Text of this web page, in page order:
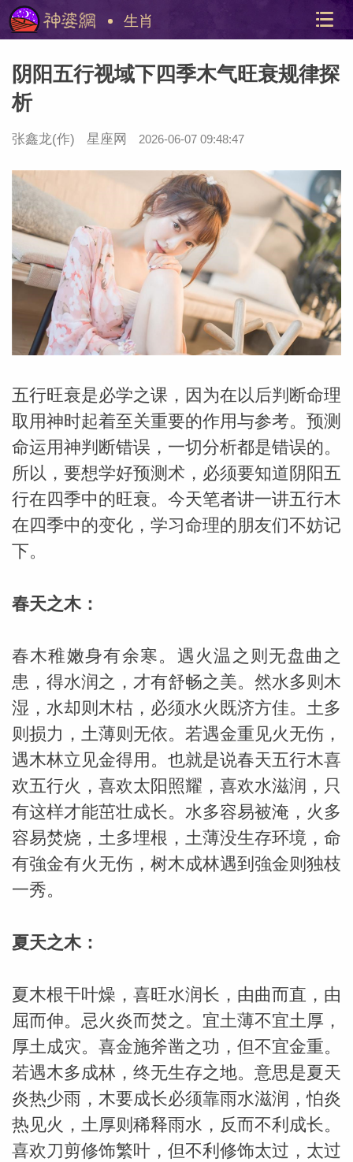
美国神
婆星座
网
生肖
站内导
航
阴阳五行视域下四季木气旺衰规律探
析
张鑫龙(作) 星座网 2026-06-07 09:48:47
五行旺衰是必学之课，因为在以后判断命理
取用神时起着至关重要的作用与参考。预测
命运用神判断错误，一切分析都是错误的。
所以，要想学好预测术，必须要知道阴阳五
行在四季中的旺衰。今天笔者讲一讲五行木
在四季中的变化，学习命理的朋友们不妨记
下。
春天之木：
春木稚嫩身有余寒。遇火温之则无盘曲之
患，得水润之，才有舒畅之美。然水多则木
湿，水却则木枯，必须水火既济方佳。土多
则损力，土薄则无依。若遇金重见火无伤，
遇木林立见金得用。也就是说春天五行木喜
欢五行火，喜欢太阳照耀，喜欢水滋润，只
有这样才能茁壮成长。水多容易被淹，火多
容易焚烧，土多埋根，土薄没生存环境，命
有強金有火无伤，树木成林遇到強金则独枝
一秀。
夏天之木：
夏木根干叶燥，喜旺水润长，由曲而直，由
屈而伸。忌火炎而焚之。宜土薄不宜土厚，
厚土成灾。喜金施斧凿之功，但不宜金重。
若遇木多成林，终无生存之地。意思是夏天
炎热少雨，木要成长必须靠雨水滋润，怕炎
热见火，土厚则稀释雨水，反而不利成长。
喜欢刀剪修饰繁叶，但不利修饰太过，太过